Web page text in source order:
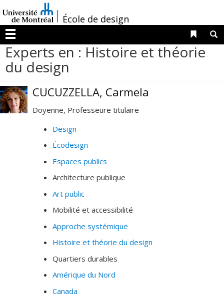
au
contenu
/École de design
Menu
Liens
Experts en : Histoire et théorie
du design
CUCUZZELLA, Carmela
Doyenne, Professeure titulaire
Design
Écodesign
Espaces publics
Architecture publique
Art public
Mobilité et accessibilité
Approche systémique
Histoire et théorie du design
Quartiers durables
Amérique du Nord
Canada